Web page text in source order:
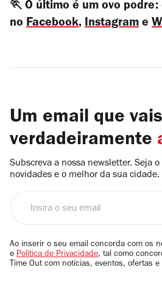
🏃 O último é um ovo
no Facebook, Instagram e
Um email que vais
verdadeiramente
Subscreva a nossa newsletter. Seja
novidades e o melhor da sua cidade.
email
Ao inserir o seu email concorda com os
e Política de Privacidade, tal como
Time Out com notícias, eventos, ofertas